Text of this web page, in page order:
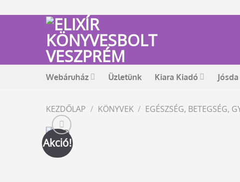
to
Webáruház Üzletünk Kiara Kiadó Jósda
KEZDŐLAP / KÖNYVEK / EGÉSZSÉG, BETEGSÉG,
Akció!